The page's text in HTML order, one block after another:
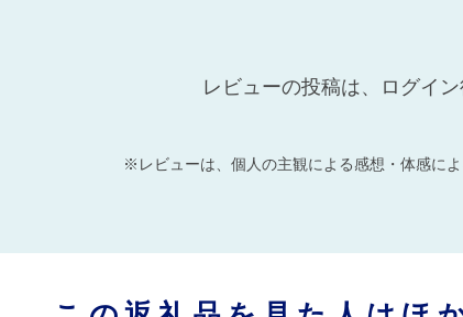
レビューの投稿は、ログイン
※レビューは、個人の主観による感想・体感に